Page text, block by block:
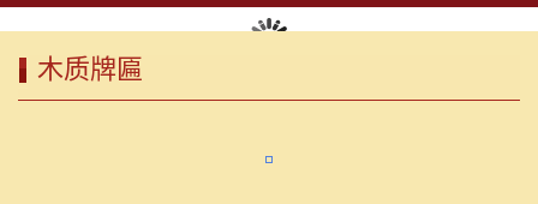
木质牌匾